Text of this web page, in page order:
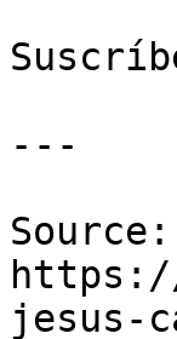
---
Source: